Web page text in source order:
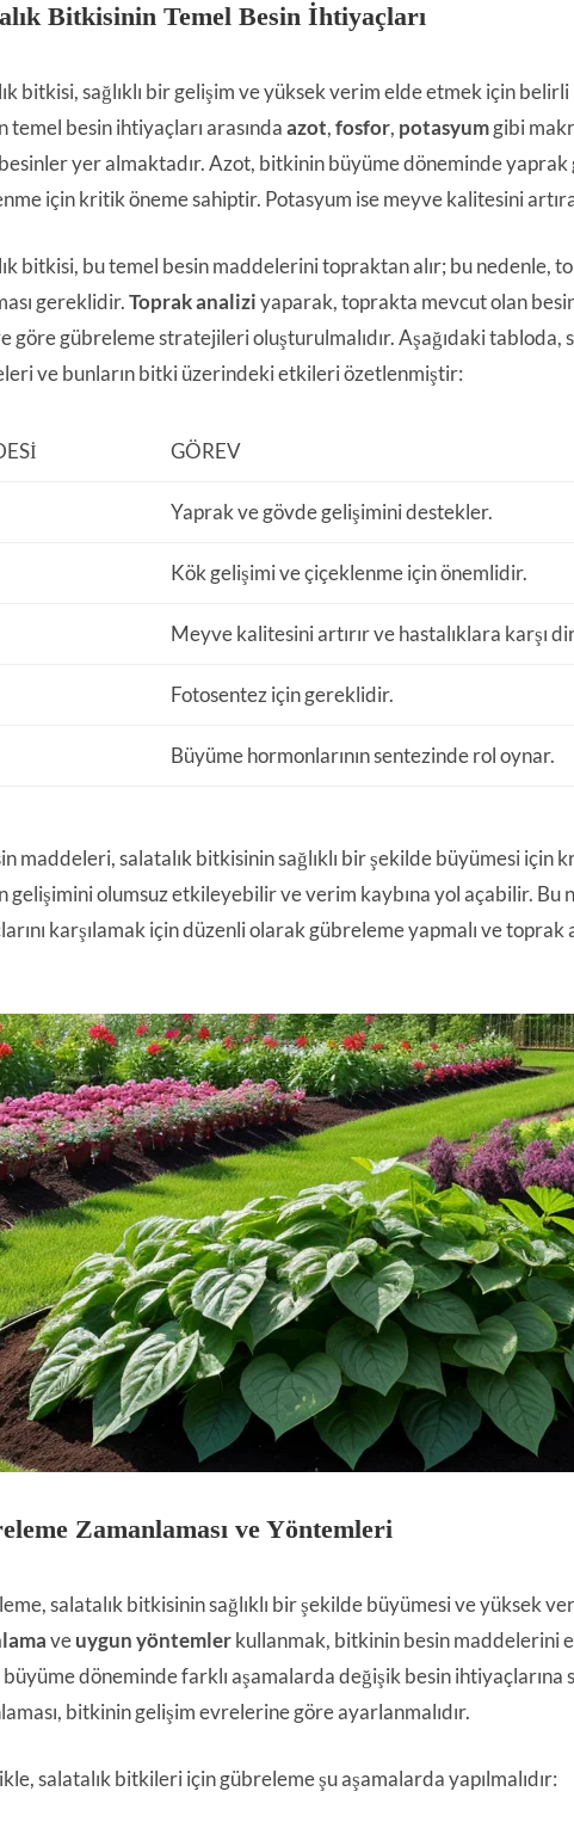
Bitkisinin Temel Besin İhtiyaçları
bitkisi, sağlıklı bir gelişim ve yüksek verim elde etmek için belirli
temel besin ihtiyaçları arasındaazot,fosfor, potasyumgibi
yer almaktadır. Azot, bitkinin büyüme döneminde
için kritik öneme sahiptir. Potasyum ise meyve kalitesini
bitkisi, bu temel besin maddelerini topraktan alır; bu
gereklidir.Toprak analiziyaparak, toprakta mevcut olan
göre gübreleme stratejileri oluşturulmalıdır. Aşağıdaki
ve bunların bitki üzerindeki etkileri özetlenmiştir:
GÖREV
Yaprak ve gövde gelişimini destekler.
Kök gelişimi ve çiçeklenme için önemlidir.
Meyve kalitesini artırır ve hastalıklara karşı
Fotosentez için gereklidir.
Büyüme hormonlarının sentezinde rol oynar.
maddeleri, salatalık bitkisinin sağlıklı bir şekilde büyümesi için
gelişimini olumsuz etkileyebilir ve verim kaybına yol açabilir.
karşılamak için düzenli olarak gübreleme yapmalı ve
Zamanlaması ve Yöntemleri
salatalık bitkisinin sağlıklı bir şekilde büyümesi ve yüksek
veuygun yöntemlerkullanmak, bitkinin besin maddelerini
döneminde farklı aşamalarda değişik besin
bitkinin gelişim evrelerine göre ayarlanmalıdır.
salatalık bitkileri için gübreleme şu aşamalarda yapılmalıdır: